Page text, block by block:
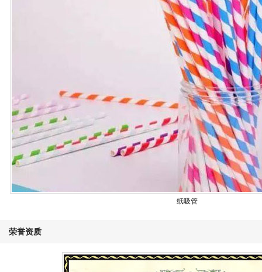
纸吸管
荣誉资质